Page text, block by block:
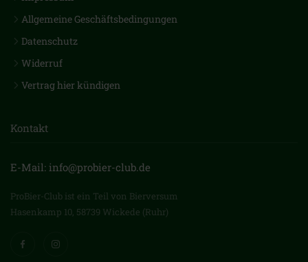
Allgemeine Geschäftsbedingungen
Datenschutz
Widerruf
Vertrag hier kündigen
Kontakt
E-Mail: info@probier-club.de
ProBier-Club ist ein Teil von Bierversum
Hasenkamp 10, 58739 Wickede (Ruhr)